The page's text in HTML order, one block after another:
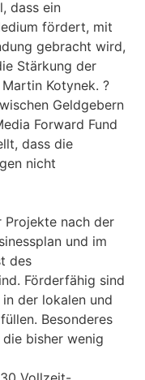
dass ein
fördert, mit
gebracht wird,
Stärkung der
Kotynek. ?
Geldgebern
Forward Fund
dass die
nicht
Projekte nach der
und im
des
Förderfähig sind
der lokalen und
Besonderes
bisher wenig